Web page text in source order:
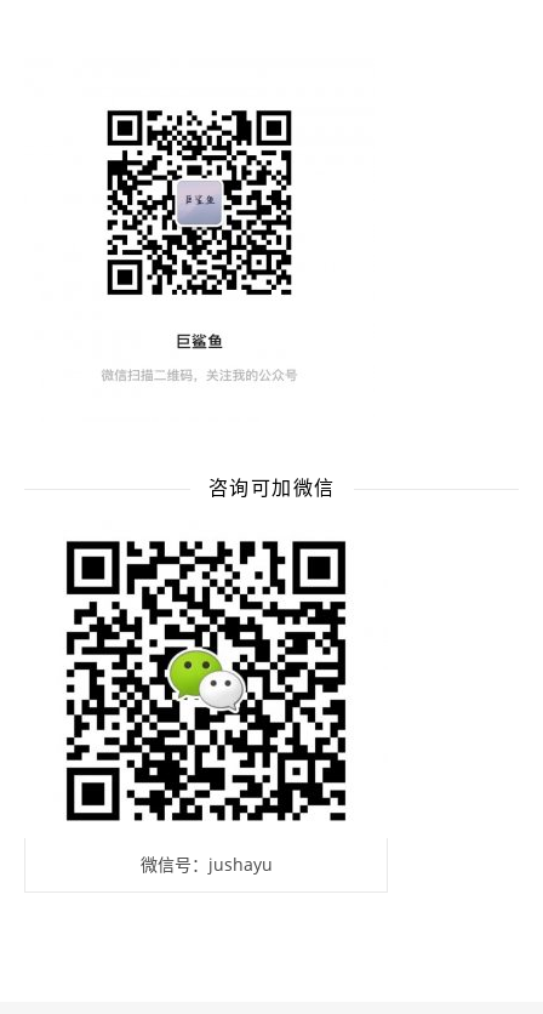
咨询可加微信
微信号：jushayu